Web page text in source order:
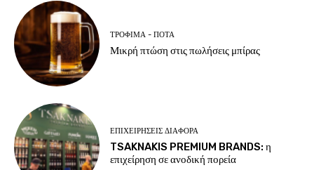
ΤΡΌΦΙΜΑ - ΠΟΤΆ
Μικρή πτώση στις πωλήσεις μπίρας
ΕΠΙΧΕΙΡΉΣΕΙΣ ΔΙΆΦΟΡΑ
TSAKNAKIS PREMIUM BRANDS: η
επιχείρηση σε ανοδική πορεία